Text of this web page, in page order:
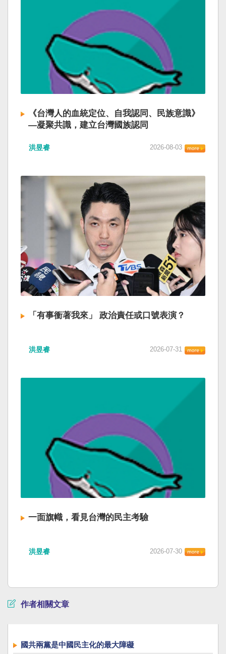
《台灣人的血統定位、自我認同、民族意識》
—凝聚共識，建立台灣國族認同
洪昱睿 2026-08-03
「有事衝著我來」 政治責任或口號表演？
洪昱睿 2026-07-31
一面旗幟，看見台灣的民主考驗
洪昱睿 2026-07-30
作者相關文章
國共兩黨是中國民主化的最大障礙